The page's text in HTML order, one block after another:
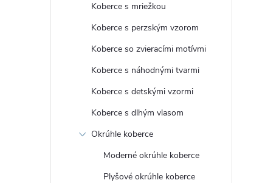
Koberce s mriežkou
Koberce s perzským vzorom
Koberce so zvieracími motívmi
Koberce s náhodnými tvarmi
Koberce s detskými vzormi
Koberce s dlhým vlasom
Okrúhle koberce
Moderné okrúhle koberce
Plyšové okrúhle koberce